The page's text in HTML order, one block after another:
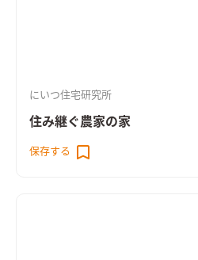
にいつ住宅研究所
住み継ぐ農家の家
保存する